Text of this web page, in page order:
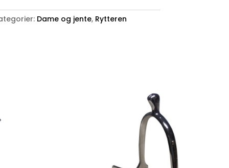
Dame og jente, Rytteren